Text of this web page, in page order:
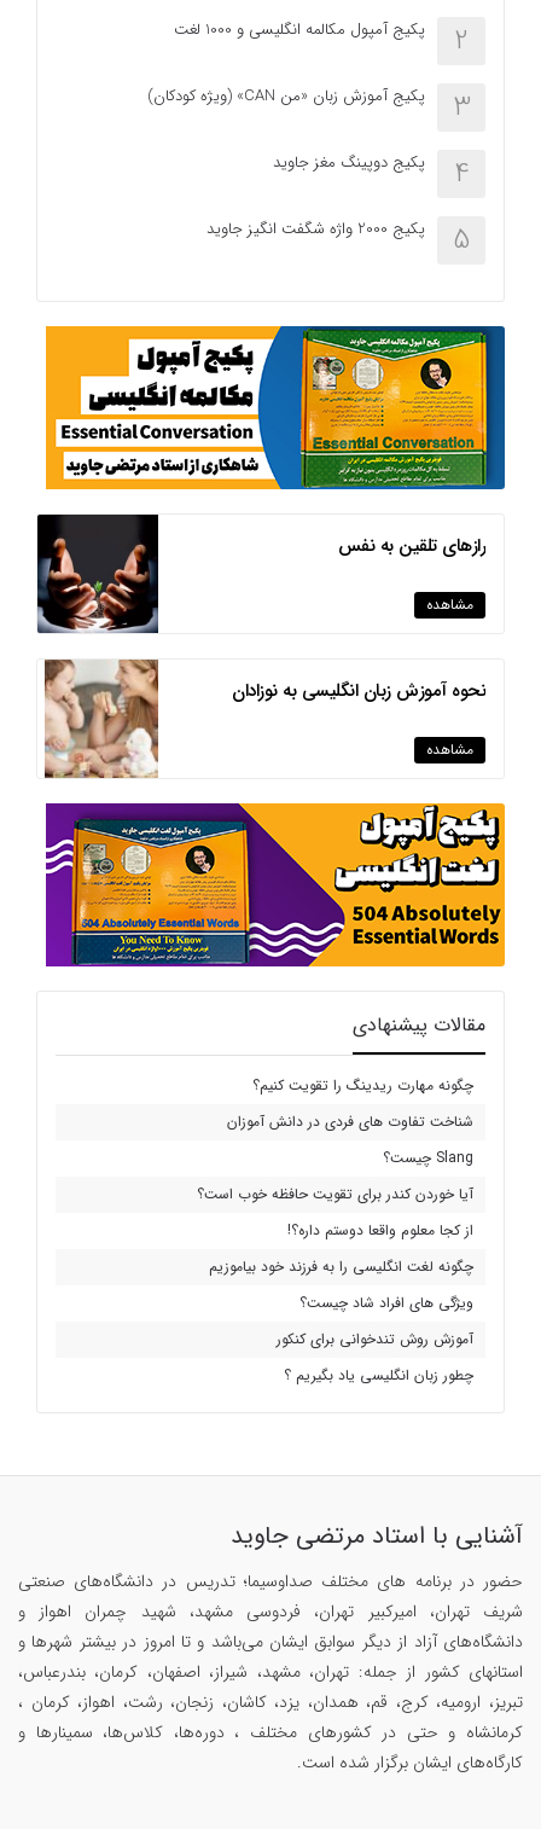
2 پکیج آمپول مکالمه انگلیسی و 1000 لغت
3 پکیج آموزش زبان «من CAN» (ویژه کودکان)
4 پکیج دوپینگ مغز جاوید
5 پکیج 2000 واژه شگفت انگیز جاوید
رازهای تلقین به نفس
مشاهده
نحوه آموزش زبان انگلیسی به نوزادان
مشاهده
مقالات پیشنهادی
چگونه مهارت ریدینگ را تقویت کنیم؟
شناخت تفاوت های فردی در دانش آموزان
Slang چیست؟
آیا خوردن کندر برای تقویت حافظه خوب است؟
از کجا معلوم واقعا دوستم داره؟!
چگونه لغت انگلیسی را به فرزند خود بیاموزیم
ویژگی های افراد شاد چیست؟
آموزش روش تندخوانی برای کنکور
چطور زبان انگلیسی یاد بگیریم ؟
آشنایی با استاد مرتضی جاوید
حضور در برنامه های مختلف صداوسیما؛ تدریس در دانشگاه‌های صنعتی
شریف تهران، امیرکبیر تهران، فردوسی مشهد، شهید چمران اهواز و
دانشگاه‌های آزاد از دیگر سوابق ایشان می‌باشد و تا امروز در بیشتر شهرها و
استانهای کشور از جمله: تهران، مشهد، شیراز، اصفهان، کرمان، بندرعباس،
تبریز، ارومیه، کرج، قم، همدان، یزد، کاشان، زنجان، رشت، اهواز، کرمان ،
کرمانشاه و حتی در کشورهای مختلف ، دوره‌ها، کلاس‌ها، سمینار‌ها و
کارگاه‌های ایشان برگزار شده است.